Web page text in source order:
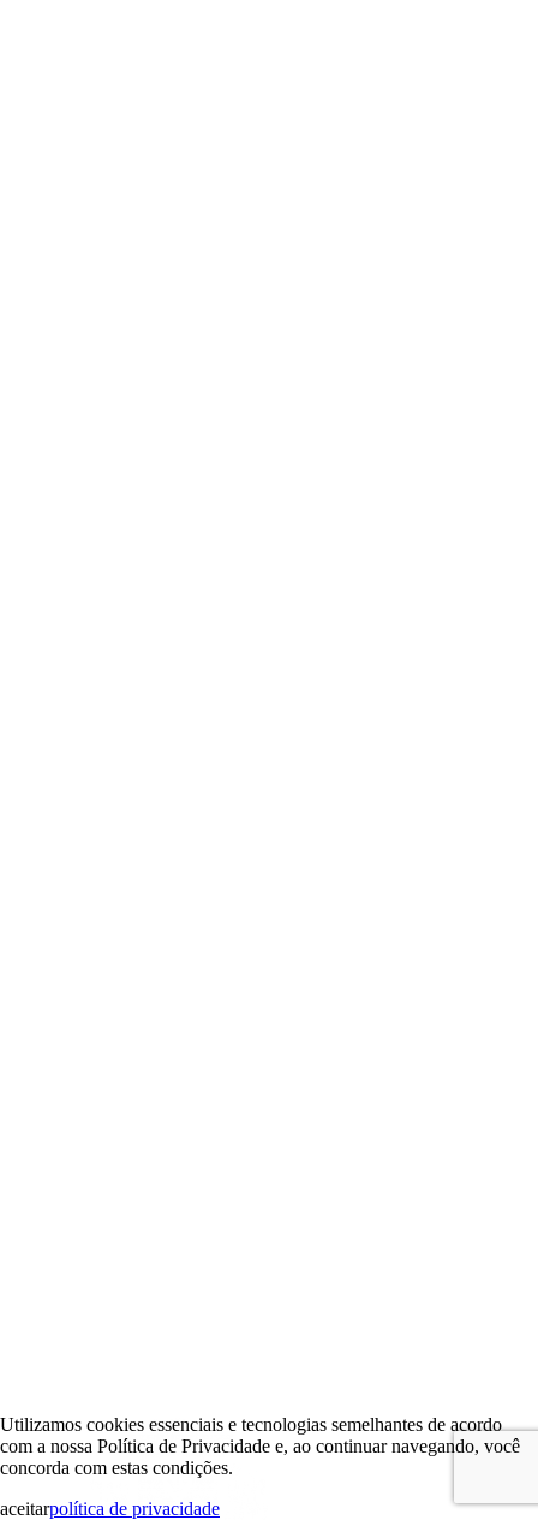
Utilizamos cookies essenciais e tecnologias semelhantes de acordo
com a nossa Política de Privacidade e, ao continuar navegando, você
concorda com estas condições.
aceitarpolítica de privacidade